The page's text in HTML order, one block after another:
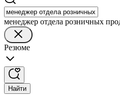
менеджер отдела розничных
Резюме
Найти